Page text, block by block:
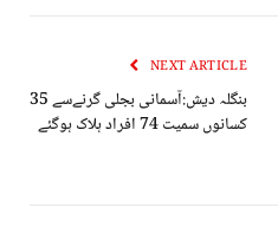
NEXT ARTICLE
بنگلہ دیش:آسمانی بجلی گرنےسے 35
کسانوں سمیت 74 افراد ہلاک ہوگئے